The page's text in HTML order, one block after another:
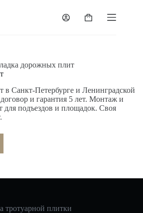
Корзина
дорожных плит
в Санкт-Петербурге и Ленинградской
и гарантия 5 лет. Монтаж и
для подъездов и площадок. Своя
тротуарной плитки